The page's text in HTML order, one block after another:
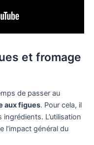
et fromage
de passer au
aux figues. Pour cela, il
L’utilisation
l’impact général du